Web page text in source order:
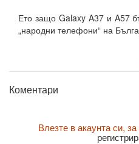
Ето защо Galaxy A37 и A57
„народни телефони“ на
Коментари
Влезте в акаунта си,